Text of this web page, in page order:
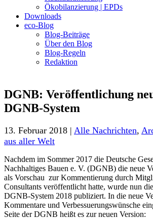
Ökobilanzierung | EPDs
Downloads
eco-Blog
Blog-Beiträge
Über den Blog
Blog-Regeln
Redaktion
DGNB: Veröffentlichung
DGNB-System
13. Februar 2018 | Alle Nachrichten,
aus aller Welt
Nachdem im Sommer 2017 die Deutsche
Nachhaltiges Bauen e. V. (DGNB) die neue
als Vorschau zur Kommentierung durch
Consultants veröffentlicht hatte, wurde nun
DGNB-System 2018 publiziert. In die neue
Kommentare und Verbessuerungswünsche
Seite der DGNB heißt es zur neuen Version: